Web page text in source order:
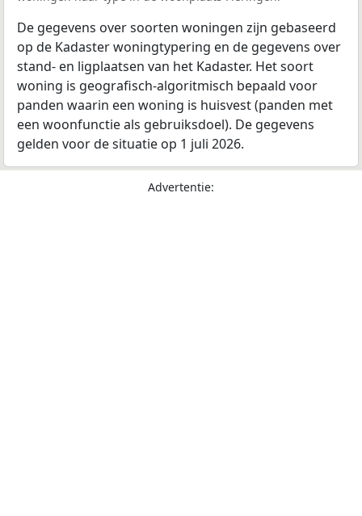
De gegevens over soorten woningen zijn gebaseerd
op de Kadaster woningtypering en de gegevens over
stand- en ligplaatsen van het Kadaster. Het soort
woning is geografisch-algoritmisch bepaald voor
panden waarin een woning is huisvest (panden met
een woonfunctie als gebruiksdoel). De gegevens
gelden voor de situatie op 1 juli 2026.
Advertentie: